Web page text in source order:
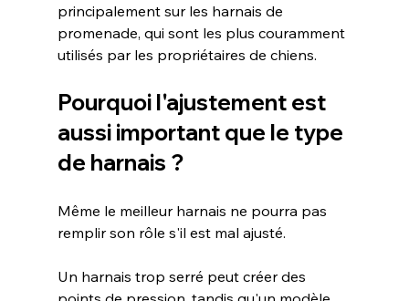
principalement sur les harnais de
promenade, qui sont les plus couramment
utilisés par les propriétaires de chiens.
Pourquoi l'ajustement est
aussi important que le type
de harnais ?
Même le meilleur harnais ne pourra pas
remplir son rôle s'il est mal ajusté.
Un harnais trop serré peut créer des